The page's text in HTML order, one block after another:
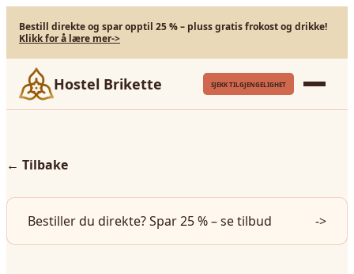
Bestill direkte og spar opptil 25 % – pluss gratis frokost og drikke!
Klikk for å lære mer->
Hostel Brikette SJEKK TILGJENGELIGHET
← Tilbake
Bestiller du direkte? Spar 25 % – se tilbud ->